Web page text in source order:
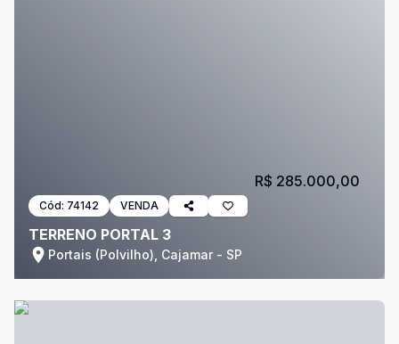
Cód: 74142 VENDA
TERRENO PORTAL 3
Portais (Polvilho), Cajamar - SP
R$ 285.000,00